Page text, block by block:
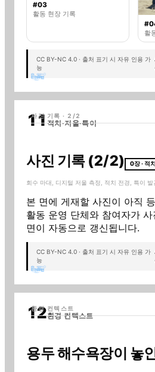
#03
활동 현장 기록
활
CC BY-NC 4.0 · 출처 표기 시 자유 인용 가
능
사진 기록 · 2/2
적치·저울·특이
사진 기록 (2/2) 0장 · 적
회수 마대, 디지털 저울 측정, 적치 전경, 특이 발
본 면에 게재할 사진이 아직
활동 운영 단체와 참여자가
면이 자동으로 갱신됩니다.
CC BY-NC 4.0 · 출처 표기 시 자유 인용 가
능
환경 컨텍스트
환경 컨텍스트
용두 해수욕장이 놓